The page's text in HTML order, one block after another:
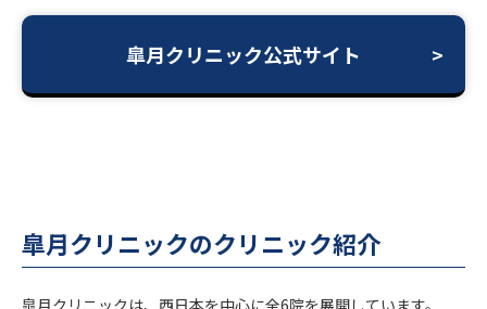
皐月クリニック公式サイト
皐月クリニックのクリニック紹介
皐月クリニックは、西日本を中心に全6院を展開しています。